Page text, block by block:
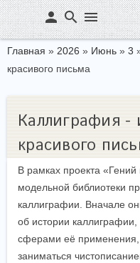
personsearchmenu
Главная » 2026 » Июнь » 3
красивого письма
Каллиграфия -
красивого
В рамках проекта «Гений
модельной библиотеки
каллиграфии. Вначале
об истории
сферами её
заниматься